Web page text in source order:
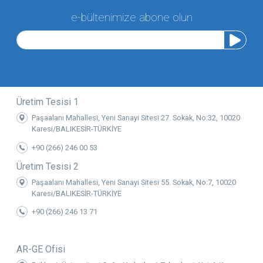
e-bültenimize abone olun
Üretim Tesisi 1
Paşaalanı Mahallesi, Yeni Sanayi Sitesi 27. Sokak, No:32, 10020
Karesi/BALIKESİR-TÜRKİYE
+90 (266) 246 00 53
Üretim Tesisi 2
Paşaalanı Mahallesi, Yeni Sanayi Sitesi 55. Sokak, No:7, 10020
Karesi/BALIKESİR-TÜRKİYE
+90 (266) 246 13 71
AR-GE Ofisi